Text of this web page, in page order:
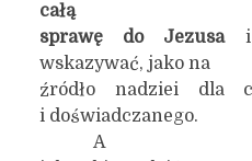
całą
sprawę do Jezusai
wskazywać, jako na
źródło nadziei dla
i doświadczanego.
A